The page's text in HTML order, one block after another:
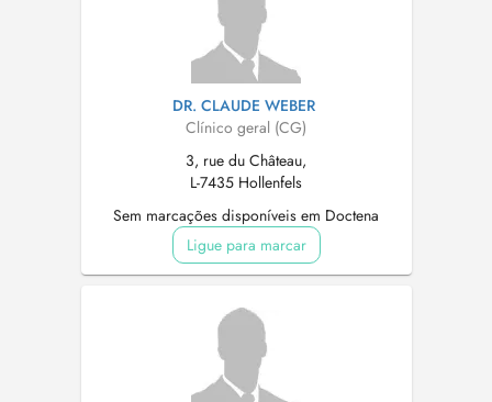
DR. CLAUDE WEBER
Clínico geral (CG)
3, rue du Château,
L-7435 Hollenfels
Sem marcações disponíveis em Doctena
Ligue para marcar